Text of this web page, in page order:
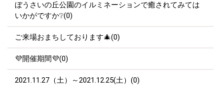
ぼうさいの丘公園のイルミネーションで癒されてみては
いかがですか❔(0)
ご来場おまちしております🎄(0)
💜開催期間💜(0)
2021.11.27（土）～2021.12.25(土）(0)